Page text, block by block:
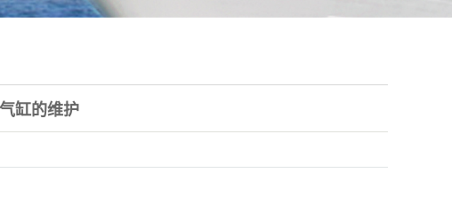
缸的维护